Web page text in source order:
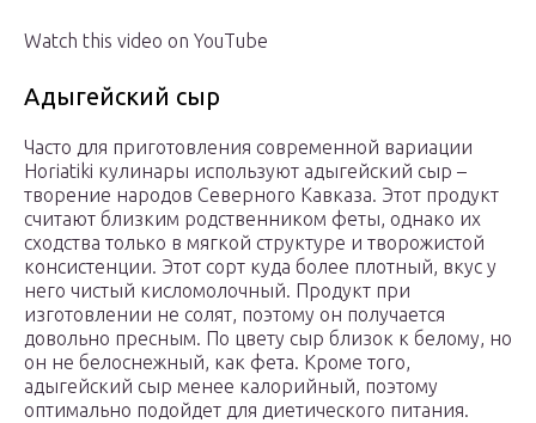
Watch this video on YouTube
Адыгейский сыр
Часто для приготовления современной вариации
Horiatiki кулинары используют адыгейский сыр –
творение народов Северного Кавказа. Этот продукт
считают близким родственником феты, однако их
сходства только в мягкой структуре и творожистой
консистенции. Этот сорт куда более плотный, вкус у
него чистый кисломолочный. Продукт при
изготовлении не солят, поэтому он получается
довольно пресным. По цвету сыр близок к белому, но
он не белоснежный, как фета. Кроме того,
адыгейский сыр менее калорийный, поэтому
оптимально подойдет для диетического питания.